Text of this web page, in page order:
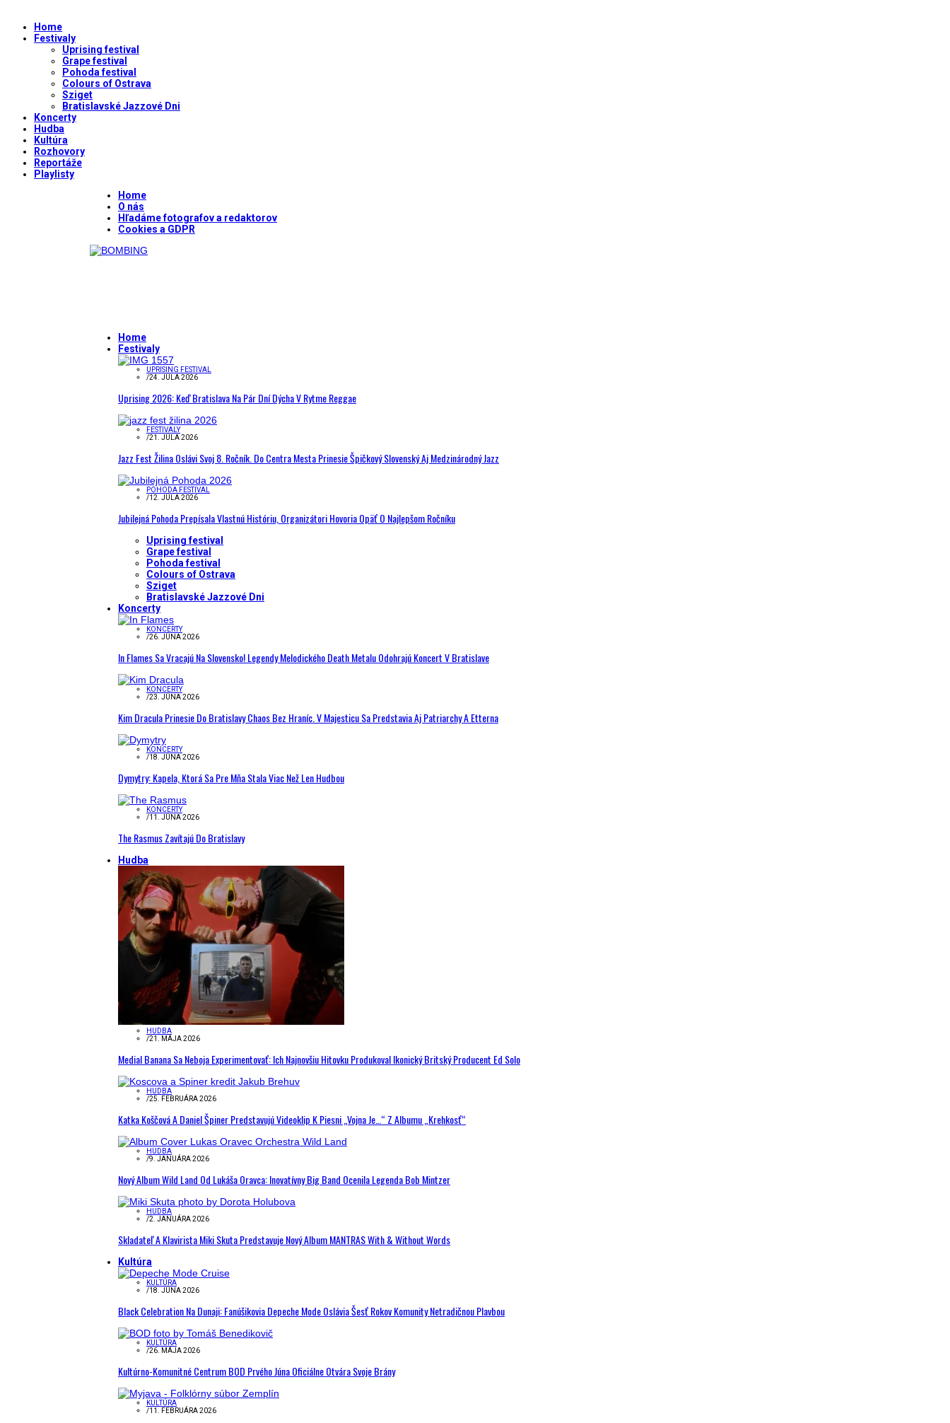
Home
Festivaly
Uprising festival
Grape festival
Pohoda festival
Colours of Ostrava
Sziget
Bratislavské Jazzové Dni
Koncerty
Hudba
Kultúra
Rozhovory
Reportáže
Playlisty
Home
O nás
Hľadáme fotografov a redaktorov
Cookies a GDPR
Home
Festivaly
UPRISING FESTIVAL
/24. JÚLA 2026
Uprising 2026: Keď Bratislava Na Pár Dní Dýcha V Rytme Reggae
FESTIVALY
/21. JÚLA 2026
Jazz Fest Žilina Oslávi Svoj 8. Ročník. Do Centra Mesta Prinesie Špičkový Slovenský Aj Medzinárodný Jazz
POHODA FESTIVAL
/12. JÚLA 2026
Jubilejná Pohoda Prepísala Vlastnú Históriu, Organizátori Hovoria Opäť O Najlepšom Ročníku
Uprising festival
Grape festival
Pohoda festival
Colours of Ostrava
Sziget
Bratislavské Jazzové Dni
Koncerty
KONCERTY
/26. JÚNA 2026
In Flames Sa Vracajú Na Slovensko! Legendy Melodického Death Metalu Odohrajú Koncert V Bratislave
KONCERTY
/23. JÚNA 2026
Kim Dracula Prinesie Do Bratislavy Chaos Bez Hraníc. V Majesticu Sa Predstavia Aj Patriarchy A Etterna
KONCERTY
/18. JÚNA 2026
Dymytry: Kapela, Ktorá Sa Pre Mňa Stala Viac Než Len Hudbou
KONCERTY
/11. JÚNA 2026
The Rasmus Zavítajú Do Bratislavy
Hudba
HUDBA
/21. MÁJA 2026
Medial Banana Sa Neboja Experimentovať: Ich Najnovšiu Hitovku Produkoval Ikonický Britský Producent Ed Solo
HUDBA
/25. FEBRUÁRA 2026
Katka Koščová A Daniel Špiner Predstavujú Videoklip K Piesni „Vojna Je…“ Z Albumu „Krehkosť“
HUDBA
/9. JANUÁRA 2026
Nový Album Wild Land Od Lukáša Oravca: Inovatívny Big Band Ocenila Legenda Bob Mintzer
HUDBA
/2. JANUÁRA 2026
Skladateľ A Klavirista Miki Skuta Predstavuje Nový Album MANTRAS With & Without Words
Kultúra
KULTÚRA
/18. JÚNA 2026
Black Celebration Na Dunaji: Fanúšikovia Depeche Mode Oslávia Šesť Rokov Komunity Netradičnou Plavbou
KULTÚRA
/26. MÁJA 2026
Kultúrno-Komunitné Centrum BOD Prvého Júna Oficiálne Otvára Svoje Brány
KULTÚRA
/11. FEBRUÁRA 2026